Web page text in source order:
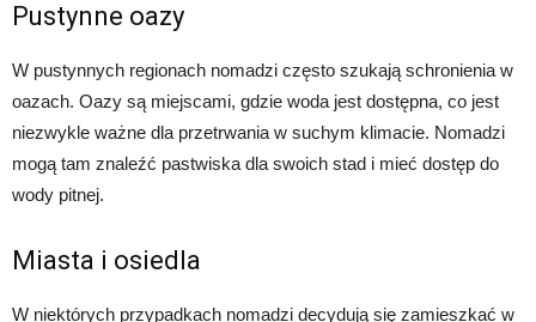
Pustynne oazy
W pustynnych regionach nomadzi często szukają schronienia w
oazach. Oazy są miejscami, gdzie woda jest dostępna, co jest
niezwykle ważne dla przetrwania w suchym klimacie. Nomadzi
mogą tam znaleźć pastwiska dla swoich stad i mieć dostęp do
wody pitnej.
Miasta i osiedla
W niektórych przypadkach nomadzi decydują się zamieszkać w